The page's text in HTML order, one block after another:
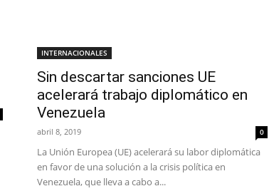
INTERNACIONALES
Sin descartar sanciones UE
acelerará trabajo diplomático en
Venezuela
abril 8, 2019 0
La Unión Europea (UE) acelerará su labor diplomática
en favor de una solución a la crisis política en
Venezuela, que lleva a cabo a...